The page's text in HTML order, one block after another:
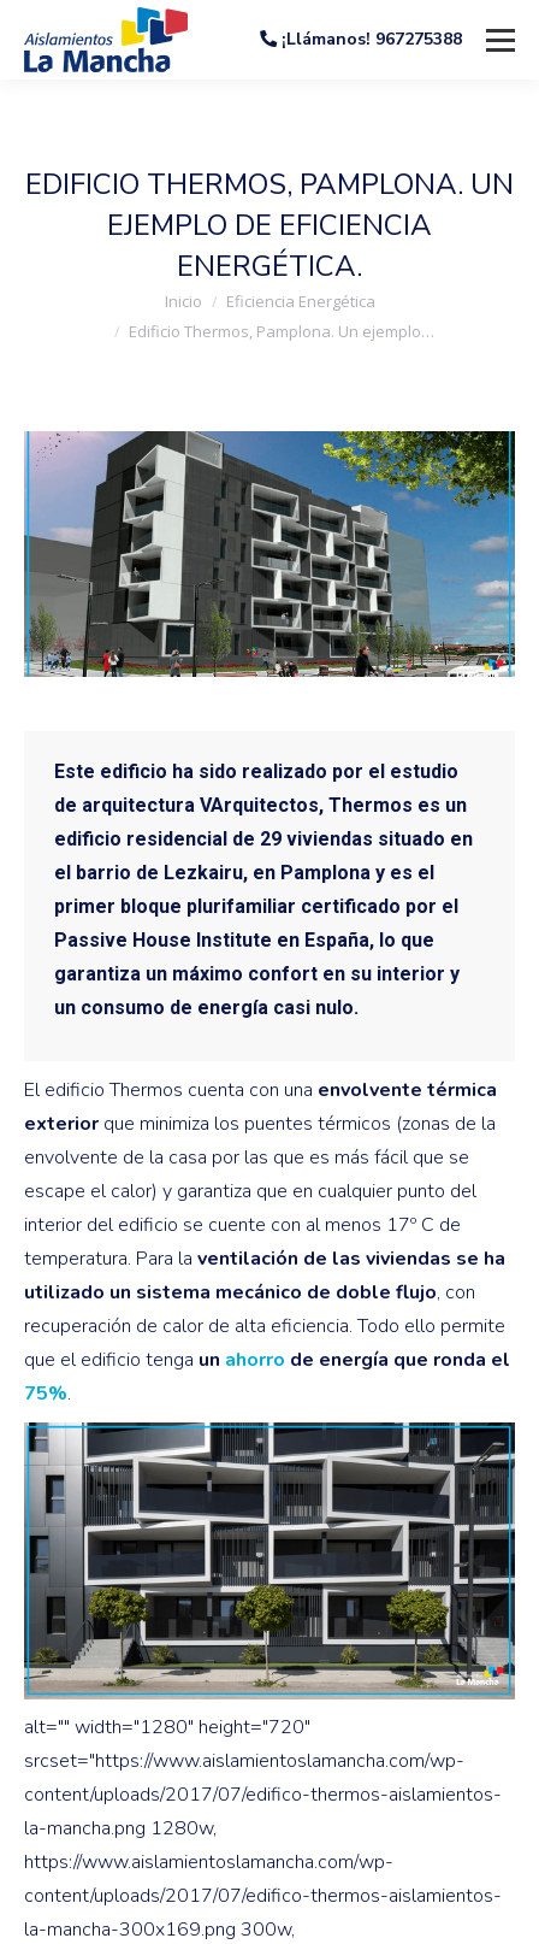
¡Llámanos! 967275388
EDIFICIO THERMOS, PAMPLONA. UN
EJEMPLO DE EFICIENCIA
ENERGÉTICA.
Inicio
Eficiencia Energética
Edificio Thermos, Pamplona. Un ejemplo…
Este edificio ha sido realizado por el estudio
de arquitectura VArquitectos, Thermos es un
edificio residencial de 29 viviendas situado en
el barrio de Lezkairu, en Pamplona y es el
primer bloque plurifamiliar certificado por el
Passive House Institute en España, lo que
garantiza un máximo confort en su interior y
un consumo de energía casi nulo.
El edificio Thermos cuenta con una envolvente térmica
exterior que minimiza los puentes térmicos (zonas de la
envolvente de la casa por las que es más fácil que se
escape el calor) y garantiza que en cualquier punto del
interior del edificio se cuente con al menos 17º C de
temperatura. Para la ventilación de las viviendas se ha
utilizado un sistema mecánico de doble flujo, con
recuperación de calor de alta eficiencia. Todo ello permite
que el edificio tenga un ahorro de energía que ronda el
75%.
alt="" width="1280" height="720"
srcset="https://www.aislamientoslamancha.com/wp-
content/uploads/2017/07/edifico-thermos-aislamientos-
la-mancha.png 1280w,
https://www.aislamientoslamancha.com/wp-
content/uploads/2017/07/edifico-thermos-aislamientos-
la-mancha-300x169.png 300w,